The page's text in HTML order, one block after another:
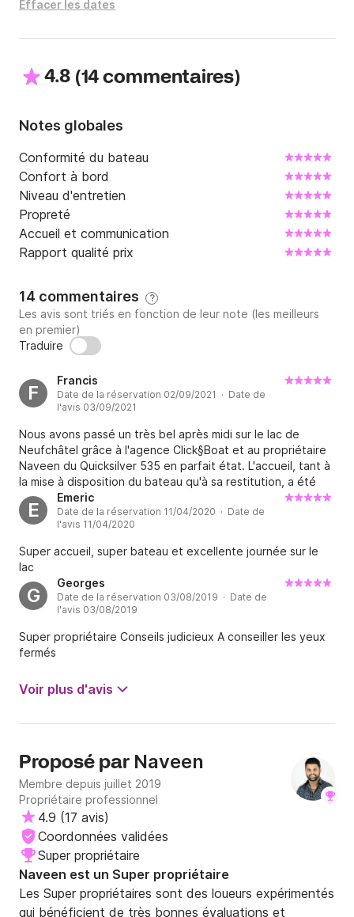
Effacer les dates
4.8 (14 commentaires)
Notes globales
Conformité du bateau
Confort à bord
Niveau d'entretien
Propreté
Accueil et communication
Rapport qualité prix
14 commentaires ?
Les avis sont triés en fonction de leur note (les meilleurs
en premier)
Traduire
F
Francis
Date de la réservation 02/09/2021 · Date de
l'avis 03/09/2021
Nous avons passé un très bel après midi sur le lac de
Neufchâtel grâce à l'agence Click§Boat et au propriétaire
Naveen du Quicksilver 535 en parfait état. L'accueil, tant à
la mise à disposition du bateau qu'à sa restitution, a été
très bon. La ponctualité, la sérénité et la gentillesse suisse
étaient bien au rendez vous. Pas très éloignés de ce très
grand lac, nous n'hésiterons pas à reprendre l'attache de
ce propriétaire (en fait une société) via Click§Boat pour
visiter l'autre coté du lac. Francis (Vosges) Date de
l'expérience: 2 septembre 2021
E
Emeric
Date de la réservation 11/04/2020 · Date de
l'avis 11/04/2020
Super accueil, super bateau et excellente journée sur le
lac
G
Georges
Date de la réservation 03/08/2019 · Date de
l'avis 03/08/2019
Super propriétaire Conseils judicieux A conseiller les yeux
fermés
Voir plus d'avis
Proposé par Naveen
Membre depuis juillet 2019
Propriétaire professionnel
4.9 (17 avis)
Coordonnées validées
Super propriétaire
Naveen est un Super propriétaire
Les Super propriétaires sont des loueurs expérimentés
qui bénéficient de très bonnes évaluations et